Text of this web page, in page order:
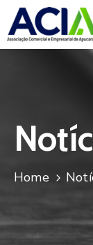
Serviços
Campanhas
Benefícios
Home